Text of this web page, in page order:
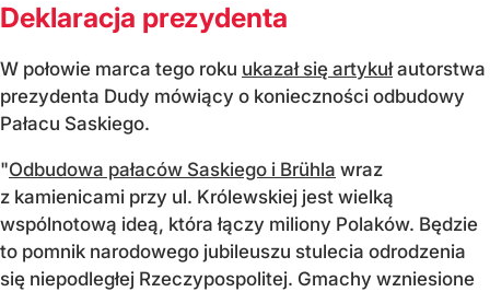
Deklaracja prezydenta
W połowie marca tego roku ukazał się artykułautorstwa
prezydenta Dudy mówiący o konieczności odbudowy
Pałacu Saskiego.
"Odbudowa pałaców Saskiego i Brühla wraz
z kamienicami przy ul. Królewskiej jest wielką
wspólnotową ideą, która łączy miliony Polaków. Będzie
to pomnik narodowego jubileuszu stulecia odrodzenia
się niepodległej Rzeczypospolitej. Gmachy wzniesione